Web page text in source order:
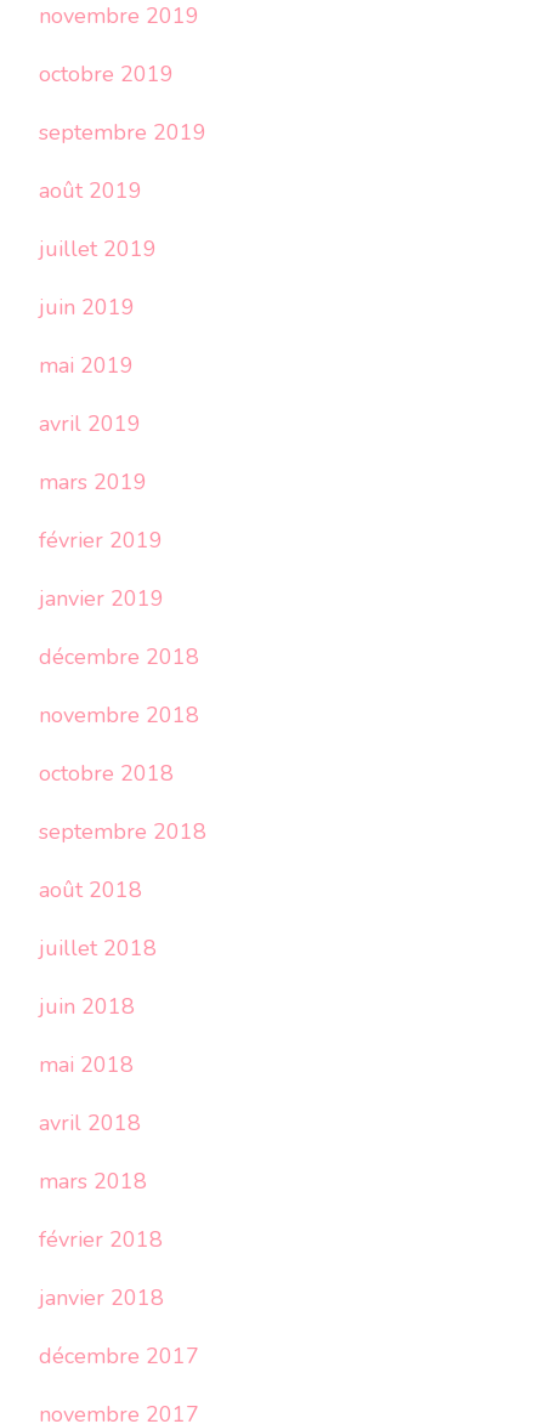
novembre 2019
octobre 2019
septembre 2019
août 2019
juillet 2019
juin 2019
mai 2019
avril 2019
mars 2019
février 2019
janvier 2019
décembre 2018
novembre 2018
octobre 2018
septembre 2018
août 2018
juillet 2018
juin 2018
mai 2018
avril 2018
mars 2018
février 2018
janvier 2018
décembre 2017
novembre 2017